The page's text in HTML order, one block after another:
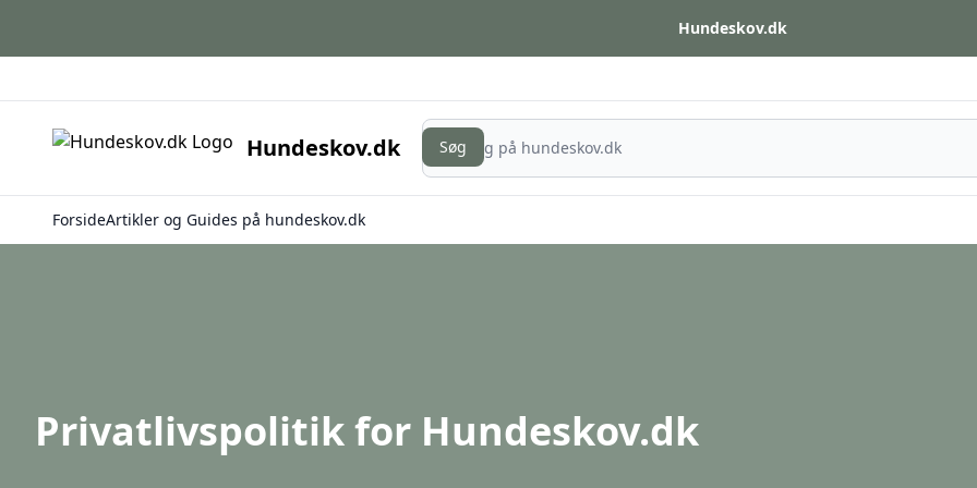
Hundeskov.dk
Hundeskov.dk
Søg
Søg
ForsideArtikler og Guides på hundeskov.dk
Privatlivspolitik for Hundeskov.dk